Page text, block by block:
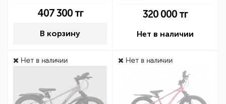
407 300тг
В корзину
320 000тг
Нет в наличии
Нет в наличии Нет в наличии